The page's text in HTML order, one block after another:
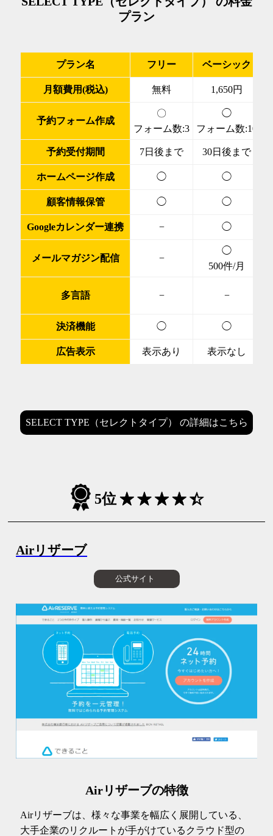
プラン
プラン名 フリー ベーシック
月額費用(税込) 無料 1,650円
予約フォーム作成
〇
フォーム数:3
◯
フォーム数:10
予約受付期間 7日後まで 30日後まで
ホームページ作成 ◯ ◯
顧客情報保管 ◯ ◯
Googleカレンダー連携 − ◯
メールマガジン配信 −
◯
500件/月
多言語 − −
決済機能 ◯ ◯
広告表示 表示あり 表示なし
SELECT TYPE（セレクトタイプ） の詳細はこちら
5位
Airリザーブ
公式サイト
Airリザーブの特徴
Airリザーブは、様々な事業を幅広く展開している、
大手企業のリクルートが手がけているクラウド型の